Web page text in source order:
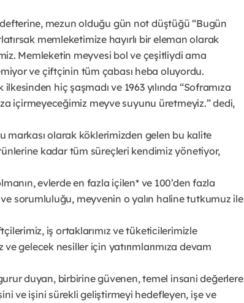
mezun olduğu gün not düştüğü “Bugün
memleketimize hayırlı bir eleman olarak
Memleketin meyvesi bol ve çeşitliydi ama
ve çiftçinin tüm çabası heba oluyordu.
hiç şaşmadı ve 1963 yılında “Soframıza
içirmeyeceğimiz meyve suyunu üretmeyiz.” dedi,
markası olarak köklerimizden gelen bu kalite
kadar tüm süreçleri kendimiz yönetiyor,
evlerde en fazla içilen* ve 100’den fazla
sorumluluğu, meyvenin o yalın haline tutkumuz ile
iş ortaklarımız ve tüketicilerimizle
gelecek nesiller için yatırımlarımıza devam
duyan, birbirine güvenen, temel insani değerlere
ve işini sürekli geliştirmeyi hedefleyen, işe ve